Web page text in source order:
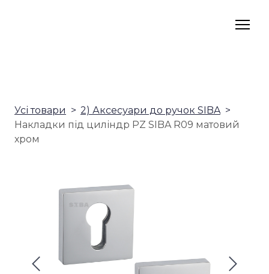
Усі товари
2) Аксесуари до ручок SIBA
Накладки під циліндр PZ SIBA R09 матовий
хром